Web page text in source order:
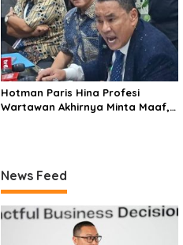
Hotman Paris Hina Profesi
Wartawan Akhirnya Minta Maaf,
News Feed